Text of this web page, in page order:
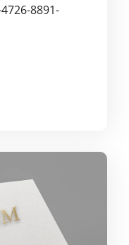
8891-